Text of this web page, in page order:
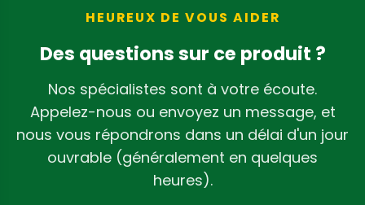
s'emboîtent solidement et la toile
des étapes détaillées, vous pouvez vous
référer aux instructions d'assemblage
fournies.
HEUREUX DE VOUS AIDER
Des questions sur ce produit ?
Nos spécialistes sont à votre écoute.
Appelez-nous ou envoyez un message, et
nous vous répondrons dans un délai d'un jour
ouvrable (généralement en quelques
heures).